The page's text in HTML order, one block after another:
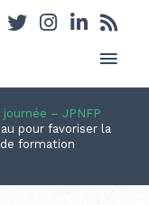
– JPNFP
pour favoriser la
formation